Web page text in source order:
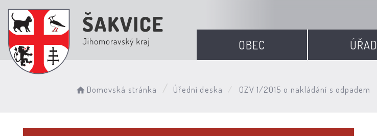
OBEC ÚŘAD
Domovská stránka Úřední deska OZV 1/2015 o nakládání s odpadem